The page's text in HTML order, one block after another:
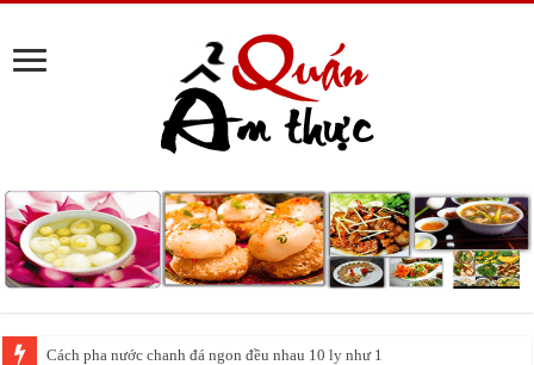
Tin vui cho những người ghiền cà phê: Uống mỗi ngày giúp sống lâu hơn,